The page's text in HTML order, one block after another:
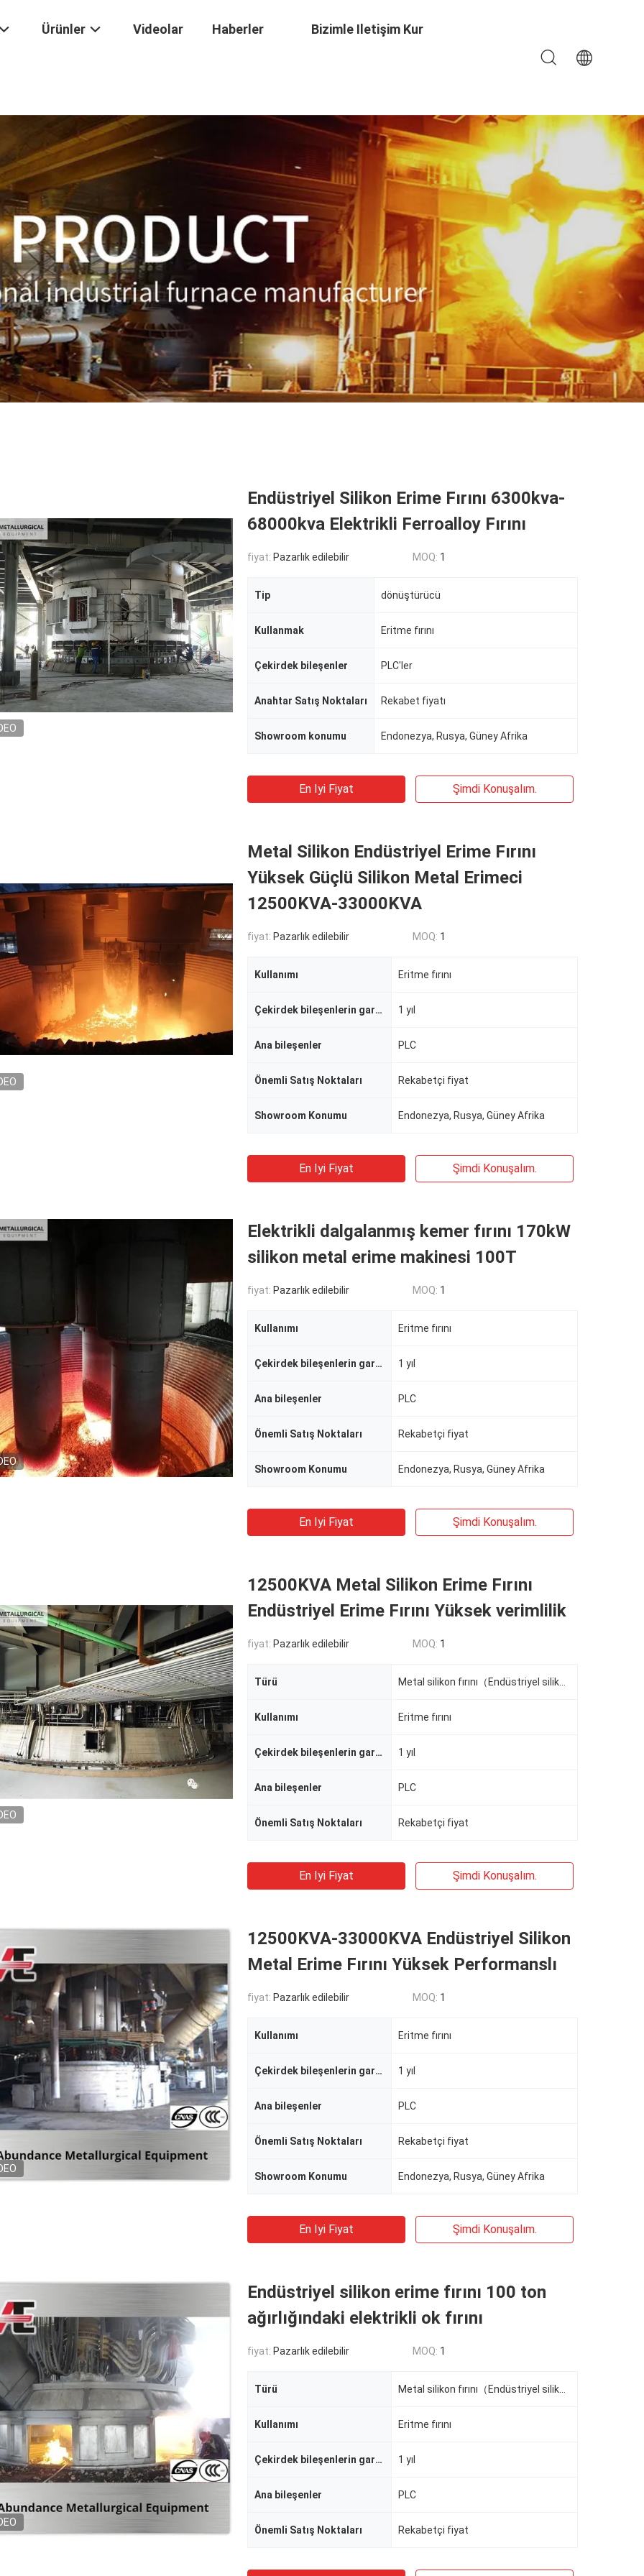
Ürünler Videolar Haberler Bizimle Iletişim Kur
Endüstriyel Silikon Erime Fırını 6300kva-
68000kva Elektrikli Ferroalloy Fırını
fiyat: Pazarlık edilebilir MOQ: 1
Tip dönüştürücü
Kullanmak Eritme fırını
Çekirdek bileşenler PLC'ler
Anahtar Satış Noktaları Rekabet fiyatı
Showroom konumu Endonezya, Rusya, Güney Afrika
En Iyi Fiyat Şimdi Konuşalım.
Metal Silikon Endüstriyel Erime Fırını
Yüksek Güçlü Silikon Metal Erimeci
12500KVA-33000KVA
fiyat: Pazarlık edilebilir MOQ: 1
Kullanımı Eritme fırını
Çekirdek bileşenlerin garantisi 1 yıl
Ana bileşenler PLC
Önemli Satış Noktaları Rekabetçi fiyat
Showroom Konumu Endonezya, Rusya, Güney Afrika
En Iyi Fiyat Şimdi Konuşalım.
Elektrikli dalgalanmış kemer fırını 170kW
silikon metal erime makinesi 100T
fiyat: Pazarlık edilebilir MOQ: 1
Kullanımı Eritme fırını
Çekirdek bileşenlerin garantisi 1 yıl
Ana bileşenler PLC
Önemli Satış Noktaları Rekabetçi fiyat
Showroom Konumu Endonezya, Rusya, Güney Afrika
En Iyi Fiyat Şimdi Konuşalım.
12500KVA Metal Silikon Erime Fırını
Endüstriyel Erime Fırını Yüksek verimlilik
fiyat: Pazarlık edilebilir MOQ: 1
Türü
Kullanımı Eritme fırını
Çekirdek bileşenlerin garantisi 1 yıl
Ana bileşenler PLC
Önemli Satış Noktaları Rekabetçi fiyat
En Iyi Fiyat Şimdi Konuşalım.
12500KVA-33000KVA Endüstriyel Silikon
Metal Erime Fırını Yüksek Performanslı
fiyat: Pazarlık edilebilir MOQ: 1
Kullanımı Eritme fırını
Çekirdek bileşenlerin garantisi 1 yıl
Ana bileşenler PLC
Önemli Satış Noktaları Rekabetçi fiyat
Showroom Konumu Endonezya, Rusya, Güney Afrika
En Iyi Fiyat Şimdi Konuşalım.
Endüstriyel silikon erime fırını 100 ton
ağırlığındaki elektrikli ok fırını
fiyat: Pazarlık edilebilir MOQ: 1
Türü
Kullanımı Eritme fırını
Çekirdek bileşenlerin garantisi 1 yıl
Ana bileşenler PLC
Önemli Satış Noktaları Rekabetçi fiyat